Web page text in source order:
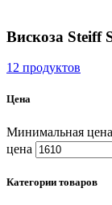
Вискоза Steiff
12 продуктов
Цена
Минимальная цена
цена
Категории товаров